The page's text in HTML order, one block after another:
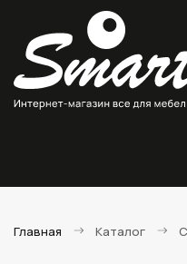
Главная Каталог